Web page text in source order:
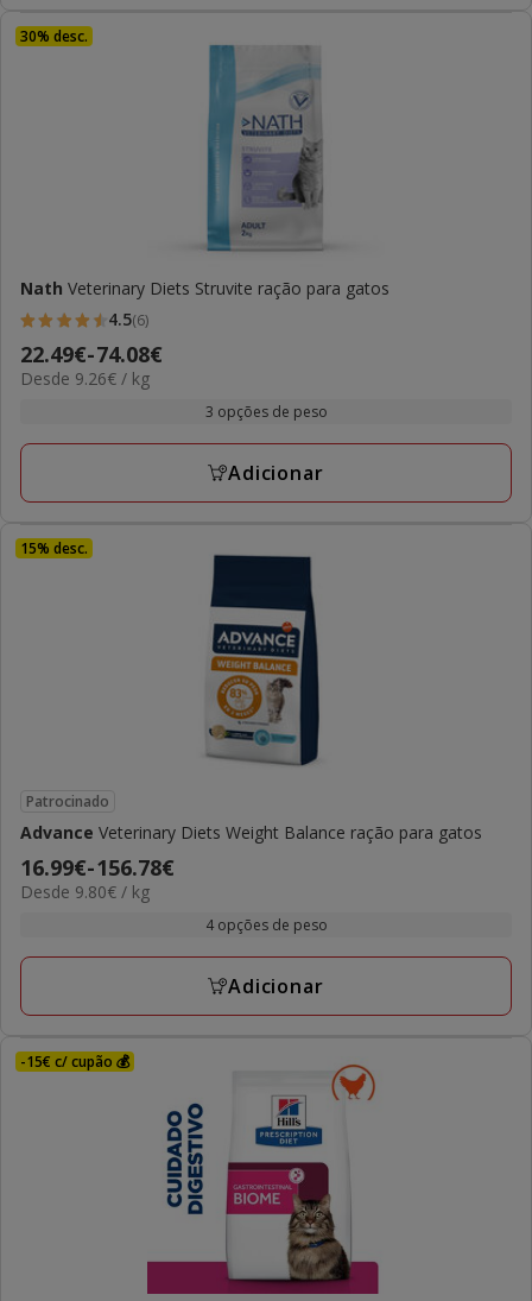
30% desc.
Nath Veterinary Diets Struvite ração para gatos
4.5
estrelas
com
avaliações
4.5(6)
Preço
de
a
22.49€-74.08€
9.26€
Desde 9.26€ / kg
3 opções de peso
Adicionar
15% desc.
Patrocinado
Advance Veterinary Diets Weight Balance ração para gatos
Preço
de
a
16.99€-156.78€
9.80€
Desde 9.80€ / kg
4 opções de peso
Adicionar
-15€ c/ cupão 💰